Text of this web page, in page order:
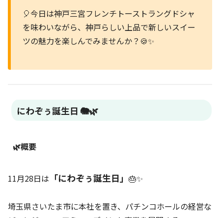
🎈今日は神戸三宮フレンチトーストラングドシャ
を味わいながら、神戸らしい上品で新しいスイー
ツの魅力を楽しんでみませんか？🍪✨
にわぞぅ誕生日 🐘🌿
🌿概要
11月28日は 「にわぞぅ誕生日」 🎂✨
埼玉県さいたま市に本社を置き、パチンコホールの経営な